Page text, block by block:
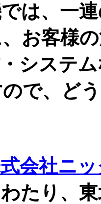
は、一
、お客様
システ
で、ど
会社ニ
たり、